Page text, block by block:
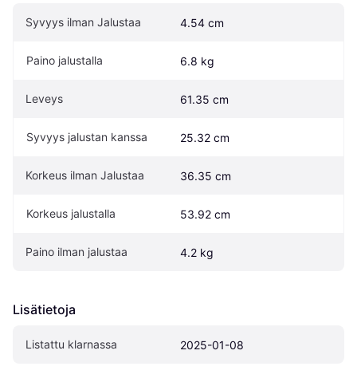
Syvyys ilman Jalustaa 4.54 cm
Paino jalustalla 6.8 kg
Leveys 61.35 cm
Syvyys jalustan kanssa 25.32 cm
Korkeus ilman Jalustaa 36.35 cm
Korkeus jalustalla 53.92 cm
Paino ilman jalustaa 4.2 kg
Lisätietoja
Listattu klarnassa 2025-01-08